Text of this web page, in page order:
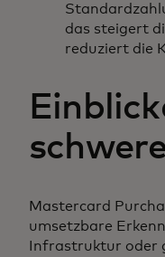
das steigert
reduziert die
Mastercard
umsetzbare
Infrastruktur oder